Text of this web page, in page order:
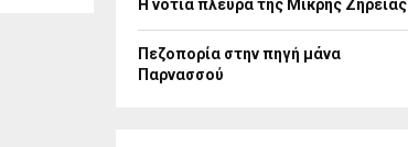
Η νότια πλευρά της Μικρής Ζήρειας
Πεζοπορία στην πηγή μάνα
Παρνασσού